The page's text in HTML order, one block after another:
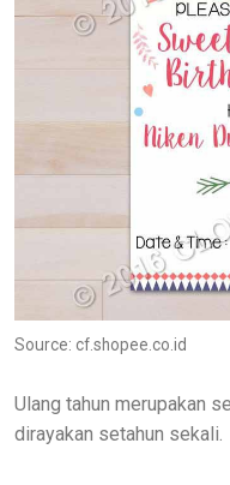
Source: cf.shopee.co.id
Ulang tahun merupakan
dirayakan setahun sekali.